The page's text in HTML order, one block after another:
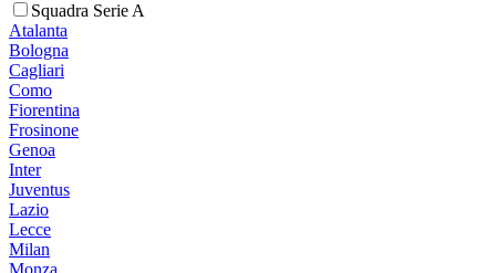
Squadra Serie A
Atalanta
Bologna
Cagliari
Como
Fiorentina
Frosinone
Genoa
Inter
Juventus
Lazio
Lecce
Milan
Monza